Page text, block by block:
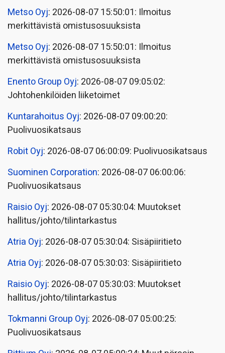
Metso Oyj: 2026-08-07 15:50:01: Ilmoitus
merkittävistä omistusosuuksista
Metso Oyj: 2026-08-07 15:50:01: Ilmoitus
merkittävistä omistusosuuksista
Enento Group Oyj: 2026-08-07 09:05:02:
Johtohenkilöiden liiketoimet
Kuntarahoitus Oyj: 2026-08-07 09:00:20:
Puolivuosikatsaus
Robit Oyj: 2026-08-07 06:00:09: Puolivuosikatsaus
Suominen Corporation: 2026-08-07 06:00:06:
Puolivuosikatsaus
Raisio Oyj: 2026-08-07 05:30:04: Muutokset
hallitus/johto/tilintarkastus
Atria Oyj: 2026-08-07 05:30:04: Sisäpiiritieto
Atria Oyj: 2026-08-07 05:30:03: Sisäpiiritieto
Raisio Oyj: 2026-08-07 05:30:03: Muutokset
hallitus/johto/tilintarkastus
Tokmanni Group Oyj: 2026-08-07 05:00:25:
Puolivuosikatsaus